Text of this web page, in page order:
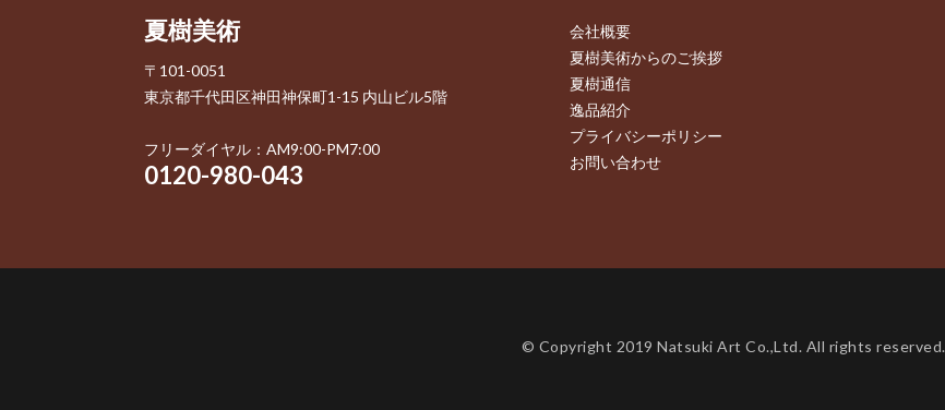
夏樹美術
〒101-0051
東京都千代田区神田神保町1-15 内山ビル5階
フリーダイヤル：AM9:00-PM7:00
0120-980-043
会社概要
夏樹美術からのご挨拶
夏樹通信
逸品紹介
プライバシーポリシー
お問い合わせ
© Copyright 2019 Natsuki Art Co.,Ltd. All rights reserved.